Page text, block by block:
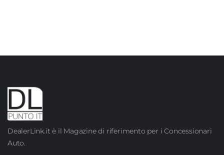
DealerLink.it è il Magazine di riferimento per i Concessionari
Auto.